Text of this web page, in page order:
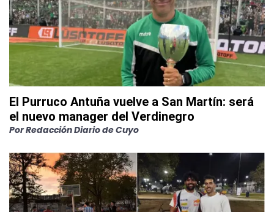
El Purruco Antuña vuelve a San Martín: será
el nuevo manager del Verdinegro
PorRedacción Diario de Cuyo